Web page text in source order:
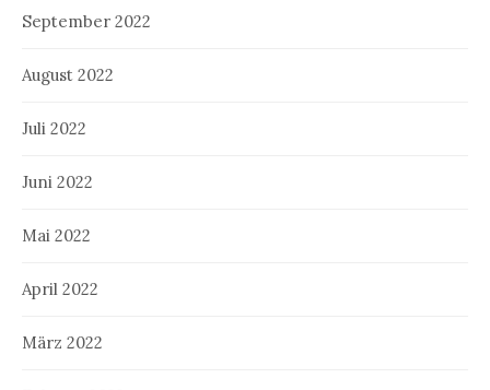
September 2022
August 2022
Juli 2022
Juni 2022
Mai 2022
April 2022
März 2022